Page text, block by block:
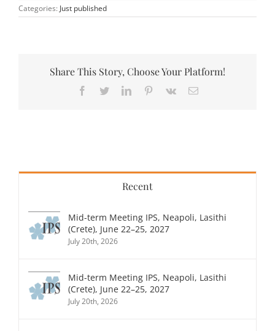
Categories: Just published
Share This Story, Choose Your Platform!
Facebook
TwitterLinkedInPinterest
Vk Email
Recent
Mid-term Meeting IPS, Neapoli, Lasithi
(Crete), June 22–25, 2027
July 20th, 2026
Mid-term Meeting IPS, Neapoli, Lasithi
(Crete), June 22–25, 2027
July 20th, 2026